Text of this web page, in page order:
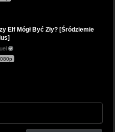
Elf Mógł Być Zły? [Śródziemie